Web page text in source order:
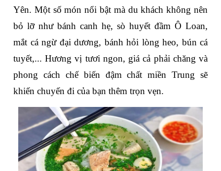
Yên. Một số món nổi bật mà du khách không nên
bỏ lỡ như bánh canh hẹ, sò huyết đầm Ô Loan,
mắt cá ngừ đại dương, bánh hỏi lòng heo, bún cá
tuyết,... Hương vị tươi ngon, giá cả phải chăng và
phong cách chế biến đậm chất miền Trung sẽ
khiến chuyến đi của bạn thêm trọn vẹn.